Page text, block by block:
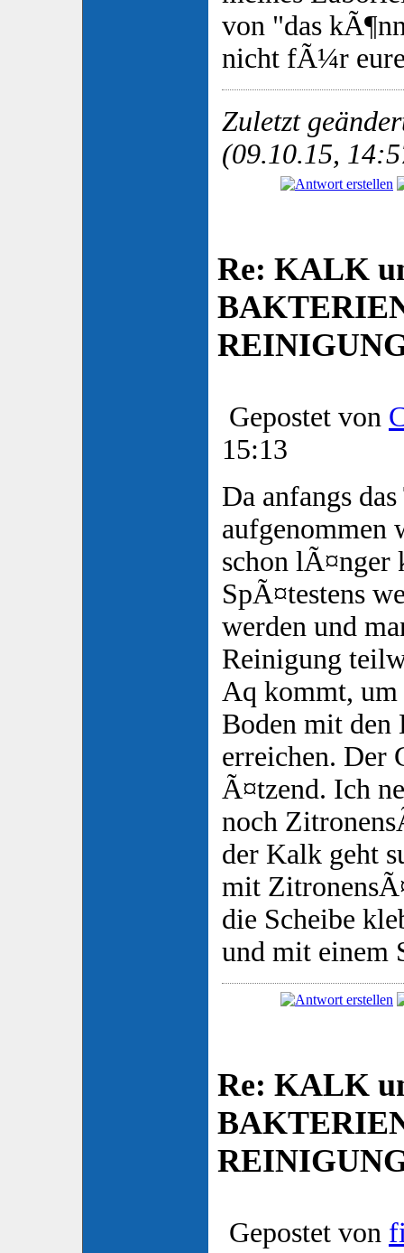
von "das
nicht fÃ¼r
Zuletzt
(09.10.15,
Re: KALK
Gepostet von
15:13
Da anfangs
aufgenommen
schon lÃ¤nger
SpÃ¤testens
werden und
Reinigung
Aq kommt,
Boden mit den
erreichen. Der
Ã¤tzend. Ich
noch
der Kalk geht
mit
die Scheibe
und mit einem
Re: KALK
Gepostet von